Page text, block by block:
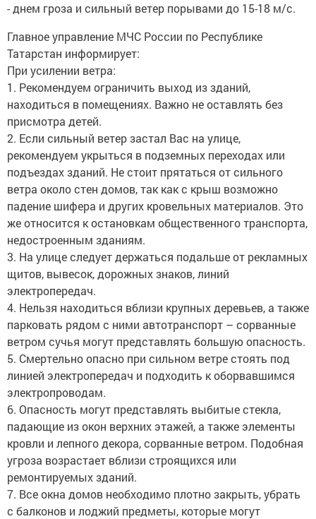
- днем гроза и сильный ветер порывами до 15-18 м/с.
Главное управление МЧС России по Республике
Татарстан информирует:
При усилении ветра:
1. Рекомендуем ограничить выход из зданий,
находиться в помещениях. Важно не оставлять без
присмотра детей.
2. Если сильный ветер застал Вас на улице,
рекомендуем укрыться в подземных переходах или
подъездах зданий. Не стоит прятаться от сильного
ветра около стен домов, так как с крыш возможно
падение шифера и других кровельных материалов. Это
же относится к остановкам общественного транспорта,
недостроенным зданиям.
3. На улице следует держаться подальше от рекламных
щитов, вывесок, дорожных знаков, линий
электропередач.
4. Нельзя находиться вблизи крупных деревьев, а также
парковать рядом с ними автотранспорт – сорванные
ветром сучья могут представлять большую опасность.
5. Смертельно опасно при сильном ветре стоять под
линией электропередач и подходить к оборвавшимся
электропроводам.
6. Опасность могут представлять выбитые стекла,
падающие из окон верхних этажей, а также элементы
кровли и лепного декора, сорванные ветром. Подобная
угроза возрастает вблизи строящихся или
ремонтируемых зданий.
7. Все окна домов необходимо плотно закрыть, убрать
с балконов и лоджий предметы, которые могут